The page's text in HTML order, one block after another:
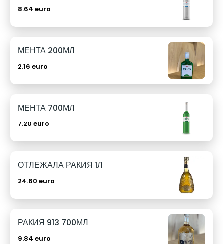
8.64 euro
МЕНТА 200МЛ
2.16 euro
МЕНТА 700МЛ
7.20 euro
ОТЛЕЖАЛА РАКИЯ 1Л
24.60 euro
РАКИЯ 913 700МЛ
9.84 euro